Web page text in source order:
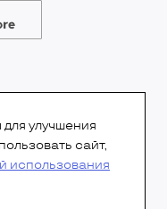
2026© Радио 7
улучшения
сайт,
использования